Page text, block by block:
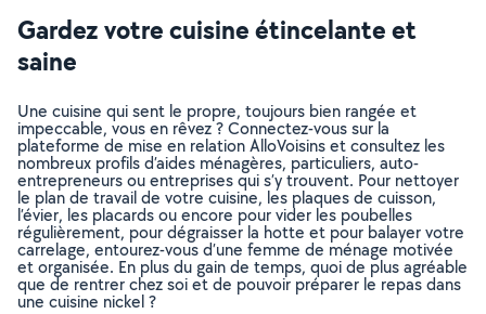
Gardez votre cuisine étincelante et
saine
Une cuisine qui sent le propre, toujours bien rangée et
impeccable, vous en rêvez ? Connectez-vous sur la
plateforme de mise en relation AlloVoisins et consultez les
nombreux profils d’aides ménagères, particuliers, auto-
entrepreneurs ou entreprises qui s’y trouvent. Pour nettoyer
le plan de travail de votre cuisine, les plaques de cuisson,
l’évier, les placards ou encore pour vider les poubelles
régulièrement, pour dégraisser la hotte et pour balayer votre
carrelage, entourez-vous d’une femme de ménage motivée
et organisée. En plus du gain de temps, quoi de plus agréable
que de rentrer chez soi et de pouvoir préparer le repas dans
une cuisine nickel ?